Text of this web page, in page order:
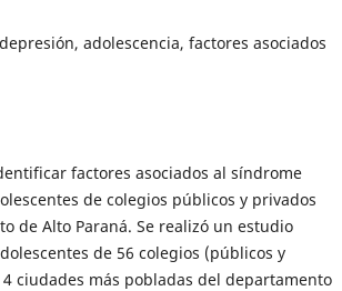
depresión, adolescencia, factores asociados
factores asociados al síndrome
de colegios públicos y privados
de Alto Paraná. Se realizó un estudio
de 56 colegios (públicos y
ciudades más pobladas del departamento